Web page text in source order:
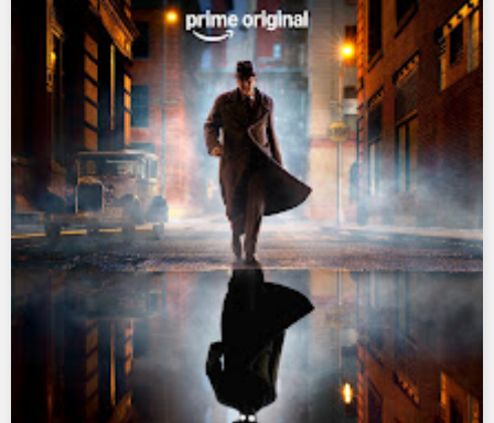
Ultraman Tiga
Ultraman Trigger
Ultraman X
Ultraman Z
Ultraman Zearth